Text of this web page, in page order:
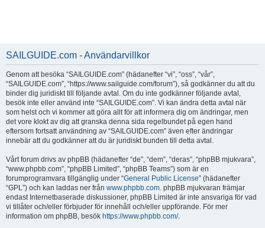
SAILGUIDE.com - Användarvillkor
Genom att besöka “SAILGUIDE.com” (hädanefter “vi”, “oss”, “vår”,
“SAILGUIDE.com”, “https://www.sailguide.com/forum”), så godkänner du att du
binder dig juridiskt till följande avtal. Om du inte godkänner följande avtal,
besök inte eller använd inte “SAILGUIDE.com”. Vi kan ändra detta avtal när
som helst och vi kommer att göra allt för att informera dig om ändringar, men
det vore klokt av dig att granska denna sida regelbundet på egen hand
eftersom fortsatt användning av “SAILGUIDE.com” även efter ändringar
innebär att du godkänner att du är juridiskt bunden till detta avtal.
Vårt forum drivs av phpBB (hädanefter “de”, “dem”, “deras”, “phpBB mjukvara”,
“www.phpbb.com”, “phpBB Limited”, “phpBB Teams”) som är en
forumprogramvara tillgänglig under “General Public License” (hädanefter
“GPL”) och kan laddas ner från www.phpbb.com. phpBB mjukvaran främjar
endast Internetbaserade diskussioner, phpBB Limited är inte ansvariga för vad
vi tillåter och/eller förbjuder för innehåll och/eller uppförande. För mer
information om phpBB, besök https://www.phpbb.com/.